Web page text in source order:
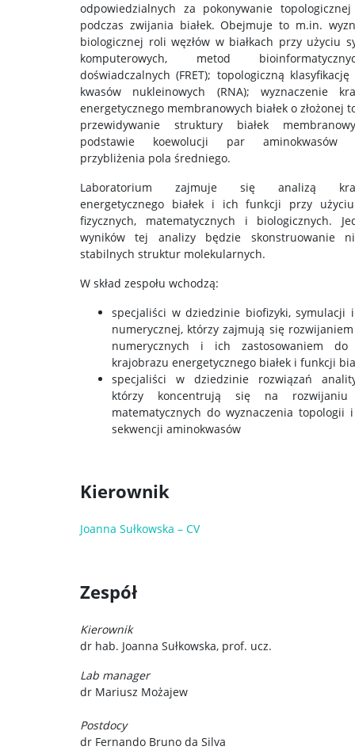
odpowiedzialnych za pokonywanie
podczas zwijania białek. Obejmuje to m.in.
biologicznej roli węzłów w białkach przy użyciu
komputerowych, metod
doświadczalnych (FRET); topologiczną klasyfikację
kwasów nukleinowych (RNA); wyznaczenie
energetycznego membranowych białek o złożonej
przewidywanie struktury białek
podstawie koewolucji par aminokwasów
przybliżenia pola średniego.
Laboratorium zajmuje się analizą
energetycznego białek i ich funkcji przy
fizycznych, matematycznych i biologicznych.
wyników tej analizy będzie skonstruowanie
stabilnych struktur molekularnych.
W skład zespołu wchodzą:
specjaliści w dziedzinie biofizyki, symulacji
numerycznej, którzy zajmują się
numerycznych i ich zastosowaniem do
krajobrazu energetycznego białek i funkcji
specjaliści w dziedzinie rozwiązań
którzy koncentrują się na rozwijaniu
matematycznych do wyznaczenia topologii
sekwencji aminokwasów
Kierownik
Joanna Sułkowska – CV
Zespół
Kierownik
dr hab. Joanna Sułkowska, prof. ucz.
Lab manager
dr Mariusz Możajew
Postdocy
dr Fernando Bruno da Silva